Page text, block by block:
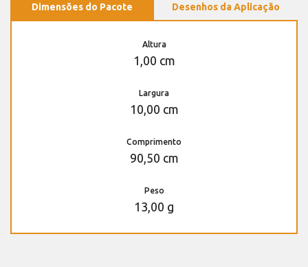
Dimensões do Pacote Desenhos da Aplicação
Altura
1,00 cm
Largura
10,00 cm
Comprimento
90,50 cm
Peso
13,00 g